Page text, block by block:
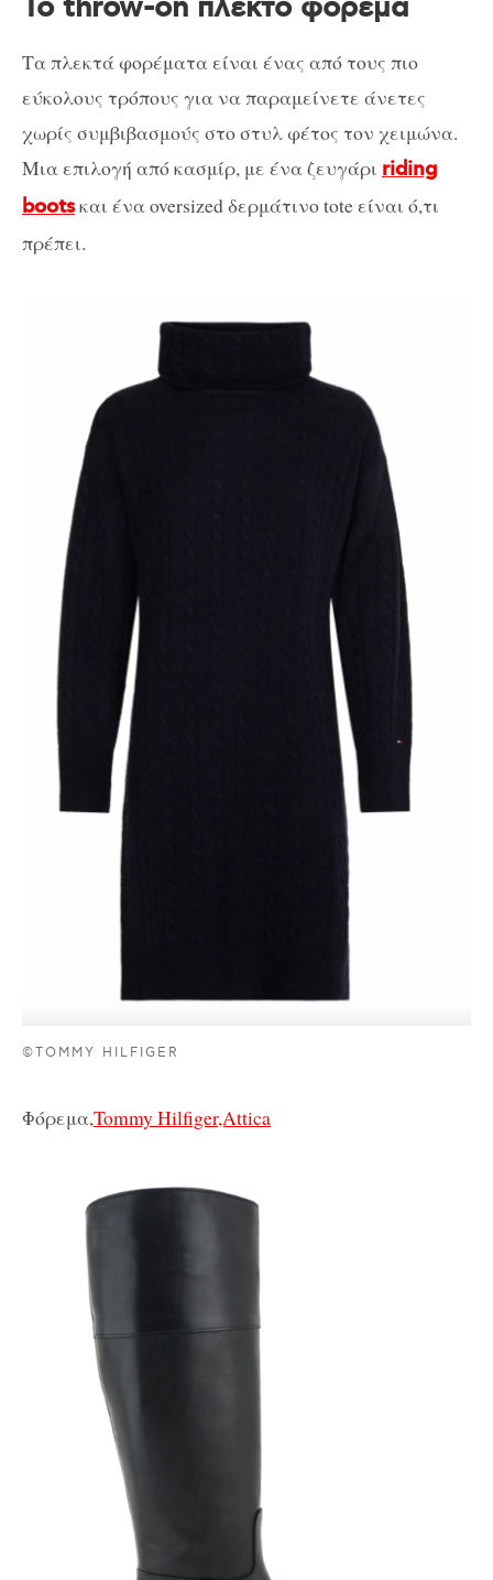
Το throw-on πλεκτό φόρεμα
Τα πλεκτά φορέματα είναι ένας από τους πιο
εύκολους τρόπους για να παραμείνετε άνετες
χωρίς συμβιβασμούς στο στυλ φέτος τον χειμώνα.
Μια επιλογή από κασμίρ, με ένα ζευγάρι riding
bootsκαι ένα oversized δερμάτινο tote είναι ό,τι
πρέπει.
©TOMMY HILFIGER
Φόρεμα,Tommy Hilfiger,Attica